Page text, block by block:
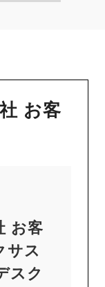
お客
お客
サス
スク